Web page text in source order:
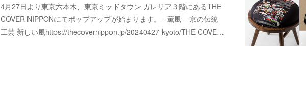
4月27日より東京六本木、東京ミッドタウン ガレリア３階にあるTHE
COVER NIPPONにてポップアップが始まります。– 薫風 – 京の伝統
工芸 新しい風https://thecovernippon.jp/20240427-kyoto/THE COVE…